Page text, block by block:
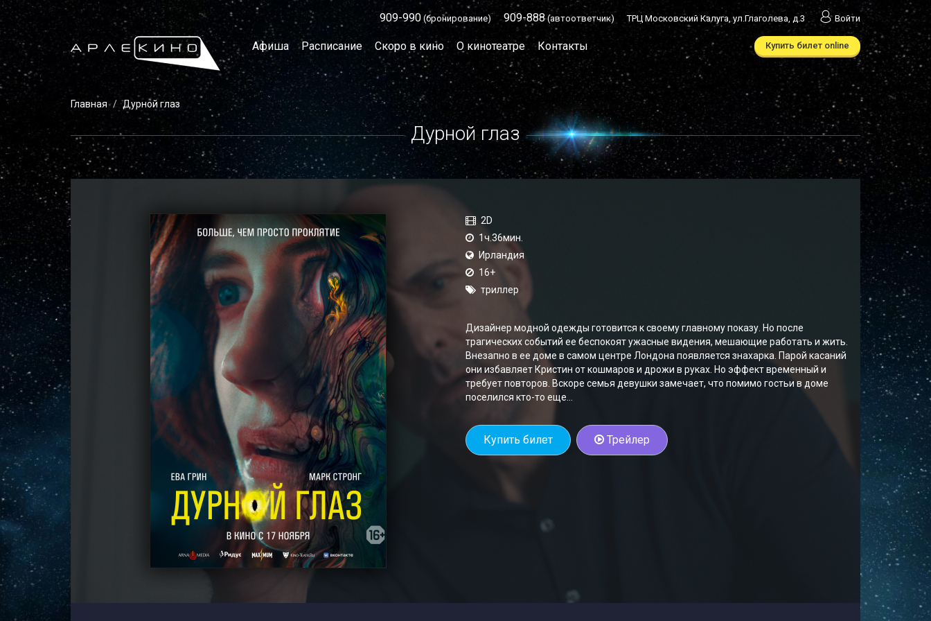
909-990 (бронирование) 909-888(автоответчик) ТРЦ Московский Калуга, ул.Глаголева, д.3 Войти
Афиша Расписание Скоро в кино О кинотеатре Контакты Купить билет online
Главная Дурной глаз
Дурной глаз
2D
1ч.36мин.
Ирландия
16+
триллер
Дизайнер модной одежды готовится к своему главному показу. Но после
трагических событий ее беспокоят ужасные видения, мешающие работать и жить.
Внезапно в ее доме в самом центре Лондона появляется знахарка. Парой касаний
они избавляет Кристин от кошмаров и дрожи в руках. Но эффект временный и
требует повторов. Вскоре семья девушки замечает, что помимо гостьи в доме
поселился кто-то еще…
Купить билет Трейлер